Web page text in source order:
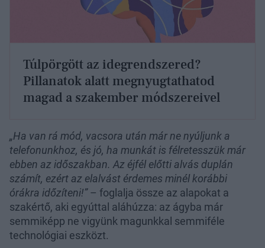
Túlpörgött az idegrendszered?
Pillanatok alatt megnyugtathatod
magad a szakember módszereivel
„Ha van rá mód, vacsora után már ne nyúljunk a
telefonunkhoz, és jó, ha munkát is félretesszük már
ebben az időszakban. Az éjfél előtti alvás duplán
számít, ezért az elalvást érdemes minél korábbi
órákra időzíteni!”– foglalja össze az alapokat a
szakértő, aki egyúttal aláhúzza: az ágyba már
semmiképp ne vigyünk magunkkal semmiféle
technológiai eszközt.